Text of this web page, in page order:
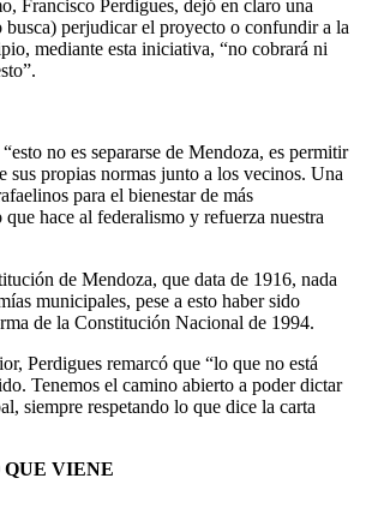
Francisco Perdigues, dejó en claro una
busca) perjudicar el proyecto o confundir a la
mediante esta iniciativa, “no cobrará ni
no es separarse de Mendoza, es permitir
propias normas junto a los vecinos. Una
para el bienestar de más
hace al federalismo y refuerza nuestra
de Mendoza, que data de 1916, nada
municipales, pese a esto haber sido
de la Constitución Nacional de 1994.
Perdigues remarcó que “lo que no está
Tenemos el camino abierto a poder dictar
siempre respetando lo que dice la carta
VIENE